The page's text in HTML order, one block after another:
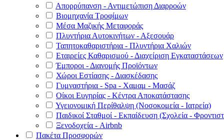
Απορρύπανση - Αντιμετώπιση Διαρροών
Βιομηχανία Τροφίμων
Μέσα Μαζικής Μεταφοράς
Πλυντήρια Αυτοκινήτων - Αξεσουάρ
Ταπητοκαθαριστήρια - Πλυντήρια Χαλιών
Εταιρείες Καθαρισμού - Διαχείριση Εγκαταστάσεων
Έμποροι - Διανομής Προϊόντων
Χώροι Εστίασης - Διασκέδασης
Γυμναστήρια - Spa - Χαμαμ - Μασάζ
Οίκοι Ευγηρίας - Κέντρα Αποκατάστασης
Υγειονομική Περίθαλψη (Νοσοκομεία - Ιατρεία)
Παιδικοί Σταθμοί - Εκπαίδευση (Σχολεία -
Ξενοδοχεία - Airbnb
Πακέτα Προσφορών